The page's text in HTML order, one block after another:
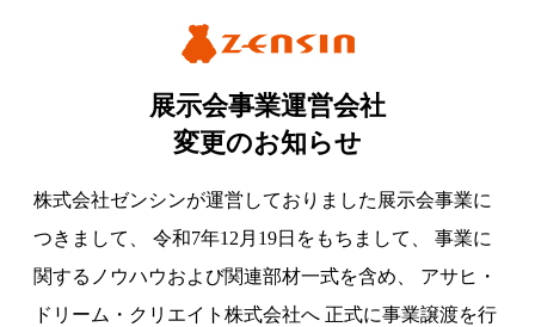
展示会事業運営会社
変更のお知らせ
株式会社ゼンシンが運営しておりました展示会事業に
つきまして、
令和7年12月19日をもちまして、
事業に
関するノウハウおよび関連部材一式を含め、
アサヒ・
ドリーム・クリエイト株式会社へ 正式に事業譲渡を行